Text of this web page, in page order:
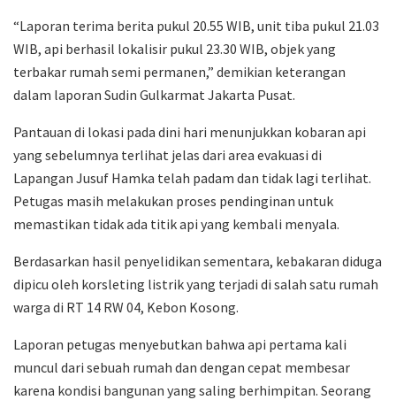
“Laporan terima berita pukul 20.55 WIB, unit tiba pukul 21.03
WIB, api berhasil lokalisir pukul 23.30 WIB, objek yang
terbakar rumah semi permanen,” demikian keterangan
dalam laporan Sudin Gulkarmat Jakarta Pusat.
Pantauan di lokasi pada dini hari menunjukkan kobaran api
yang sebelumnya terlihat jelas dari area evakuasi di
Lapangan Jusuf Hamka telah padam dan tidak lagi terlihat.
Petugas masih melakukan proses pendinginan untuk
memastikan tidak ada titik api yang kembali menyala.
Berdasarkan hasil penyelidikan sementara, kebakaran diduga
dipicu oleh korsleting listrik yang terjadi di salah satu rumah
warga di RT 14 RW 04, Kebon Kosong.
Laporan petugas menyebutkan bahwa api pertama kali
muncul dari sebuah rumah dan dengan cepat membesar
karena kondisi bangunan yang saling berhimpitan. Seorang